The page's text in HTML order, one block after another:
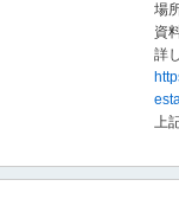
情
場
資
詳
上